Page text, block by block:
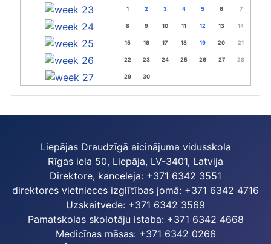
1 2 3 4 5 6 7
8 9 10 11 12 13 14
15 16 17 18 19 20 21
22 23 24 25 26 27 28
29 30
Liepājas Draudzīgā aicinājuma vidusskola
Rīgas iela 50, Liepāja, LV-3401, Latvija
Direktore, kanceleja: +371 6342 3551
direktores vietnieces izglītības jomā: +371 6342 4716
Uzskaitvede: +371 6342 3569
Pamatskolas skolotāju istaba: +371 6342 4668
Medicīnas māsas: +371 6342 0266